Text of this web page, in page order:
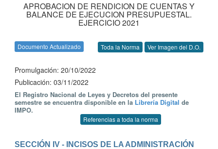
APROBACION DE RENDICION DE CUENTAS Y
BALANCE DE EJECUCION PRESUPUESTAL.
EJERCICIO 2021
Documento Actualizado Toda la Norma Ver Imagen del D.O.
Promulgación: 20/10/2022
Publicación: 03/11/2022
El Registro Nacional de Leyes y Decretos del presente
semestre se encuentra disponible en la Librería Digital de
IMPO.
Referencias a toda la norma
SECCIÓN IV - INCISOS DE LA ADMINISTRACIÓN